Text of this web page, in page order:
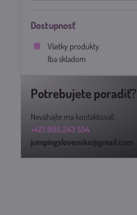
Dostupnosť
Všetky produkty
Iba skladom
Potrebujete poradiť?
Neváhajte ma kontaktovať:
+421 905 243 554
jumpingslovensko@gmail.com